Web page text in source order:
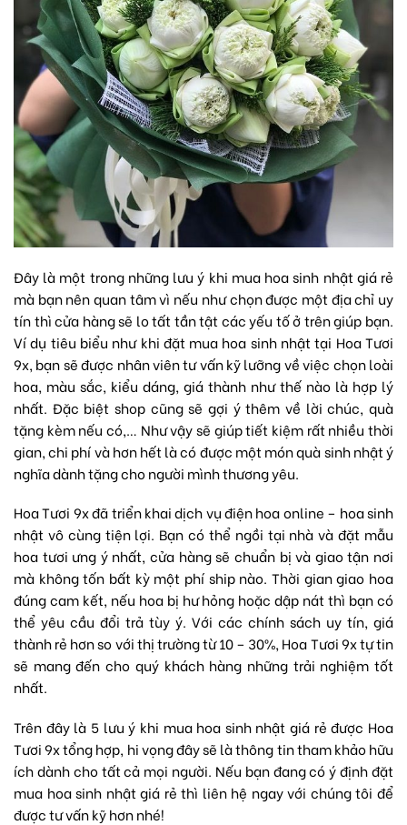
Đây là một trong những lưu ý khi mua hoa sinh nhậtgiá rẻ
mà bạn nên quan tâm vì nếu như chọn được một địa chỉ uy
tín thì cửa hàng sẽ lo tất tần tật các yếu tố ở trên giúp bạn.
Ví dụ tiêu biểu như khi đặt mua hoa sinh nhật tại Hoa Tươi
9x, bạn sẽ được nhân viên tư vấn kỹ lưỡng về việc chọn loài
hoa, màu sắc, kiểu dáng, giá thành như thế nào là hợp lý
nhất. Đặc biệt shop cũng sẽ gợi ý thêm về lời chúc, quà
tặng kèm nếu có,… Như vậy sẽ giúp tiết kiệm rất nhiều thời
gian, chi phí và hơn hết là có được một món quà sinh nhật ý
nghĩa dành tặng cho người mình thương yêu.
Hoa Tươi 9x đã triển khai dịch vụ điện hoa online – hoa sinh
nhật vô cùng tiện lợi. Bạn có thể ngồi tại nhà và đặt mẫu
hoa tươi ưng ý nhất, cửa hàng sẽ chuẩn bị và giao tận nơi
mà không tốn bất kỳ một phí ship nào. Thời gian giao hoa
đúng cam kết, nếu hoa bị hư hỏng hoặc dập nát thì bạn có
thể yêu cầu đổi trả tùy ý. Với các chính sách uy tín, giá
thành rẻ hơn so với thị trường từ 10 – 30%, Hoa Tươi 9x tự tin
sẽ mang đến cho quý khách hàng những trải nghiệm tốt
nhất.
Trên đây là 5 lưu ý khi mua hoa sinh nhật giá rẻ được Hoa
Tươi 9x tổng hợp, hi vọng đây sẽ là thông tin tham khảo hữu
ích dành cho tất cả mọi người. Nếu bạn đang có ý định đặt
mua hoa sinh nhật giá rẻ thì liên hệ ngay với chúng tôi để
được tư vấn kỹ hơn nhé!